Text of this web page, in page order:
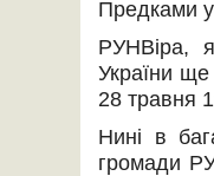
Предками
РУНВіра,
України
28 травня
Нині в
громади